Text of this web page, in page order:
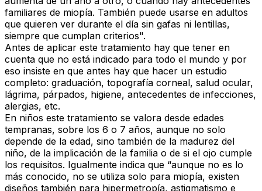
familiares de miopía. También puede usarse en adultos
que quieren ver durante el día sin gafas ni lentillas,
siempre que cumplan criterios".
Antes de aplicar este tratamiento hay que tener en
cuenta que no está indicado para todo el mundo y por
eso insiste en que antes hay que hacer un estudio
completo: graduación, topografía corneal, salud ocular,
lágrima, párpados, higiene, antecedentes de infecciones,
alergias, etc.
En niños este tratamiento se valora desde edades
tempranas, sobre los 6 o 7 años, aunque no solo
depende de la edad, sino también de la madurez del
niño, de la implicación de la familia o de si el ojo cumple
los requisitos. Igualmente indica que “aunque no es lo
más conocido, no se utiliza solo para miopía, existen
diseños también para hipermetropía, astigmatismo e